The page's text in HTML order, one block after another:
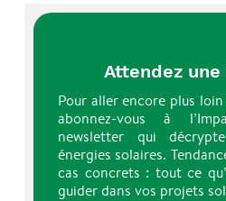
Attendez
Pour aller encore plus
abonnez-vous à
newsletter qui
énergies solaires.
cas concrets : tout ce
guider dans vos projets